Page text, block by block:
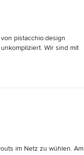
pistacchio.design
Wir sind mit
im Netz zu wühlen. Am